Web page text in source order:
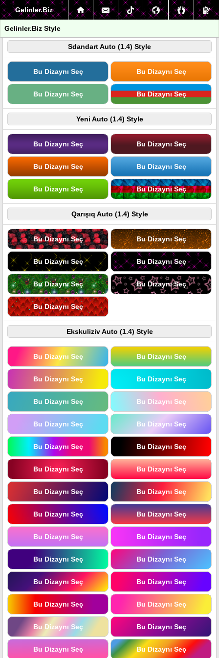
Gelinler.Biz
Gelinler.Biz Style
Sdandart Auto (1.4) Style
Bu Dizaynı Seç Bu Dizaynı Seç
Bu Dizaynı Seç Bu Dizaynı Seç
Yeni Auto (1.4) Style
Bu Dizaynı Seç Bu Dizaynı Seç
Bu Dizaynı Seç Bu Dizaynı Seç
Bu Dizaynı Seç Bu Dizaynı Seç
Qarışıq Auto (1.4) Style
Bu Dizaynı Seç Bu Dizaynı Seç
Bu Dizaynı Seç Bu Dizaynı Seç
Bu Dizaynı Seç Bu Dizaynı Seç
Bu Dizaynı Seç
Ekskuliziv Auto (1.4) Style
Bu Dizaynı Seç Bu Dizaynı Seç
Bu Dizaynı Seç Bu Dizaynı Seç
Bu Dizaynı Seç Bu Dizaynı Seç
Bu Dizaynı Seç Bu Dizaynı Seç
Bu Dizaynı Seç Bu Dizaynı Seç
Bu Dizaynı Seç Bu Dizaynı Seç
Bu Dizaynı Seç Bu Dizaynı Seç
Bu Dizaynı Seç Bu Dizaynı Seç
Bu Dizaynı Seç Bu Dizaynı Seç
Bu Dizaynı Seç Bu Dizaynı Seç
Bu Dizaynı Seç Bu Dizaynı Seç
Bu Dizaynı Seç Bu Dizaynı Seç
Bu Dizaynı Seç Bu Dizaynı Seç
Bu Dizaynı Seç Bu Dizaynı Seç